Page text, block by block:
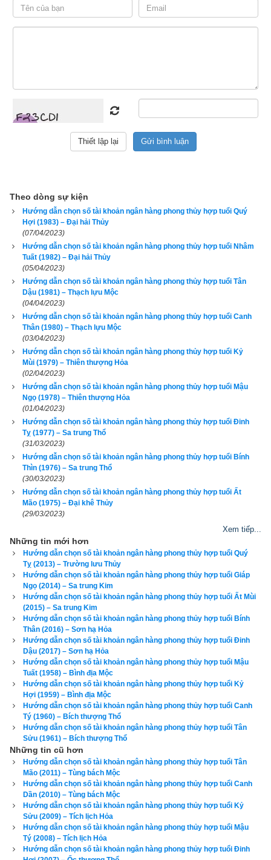
số điện thoại cũng vậy cũng là số điện thoại đó nhưng người
này dùng thì lại thấy vận số càng lúc càng suy, bán đi cho
đến mới là có phong thủy tốt, rồi cuối cùng mới là số tài khoản
đẹp.
1. Hướng dẫn chọn số tài khoản có ngũ hành hợp tuổi
Nhâm Thìn ( 壬辰
Can Chi
của người Á Đông. Nó được kết hợp từ
Thiên can
Nhâm (Số thứ tự 9 - Dương Thủy) và
5 - Dương Thổ).
Tướng tinh CON CHÓ SÓI, vận số
phun mưa).
Theo bảng tra mệnh cung phi bát trạch
2012 nam có mệnh Số 6 –
Lục Bạch
– Cung phi là cung Càn
thuộc nhóm Tây Tứ Trạch
cung mệnh Khôn (Số 2), Càn (Số 6), Đoài (số 7), Cấn (số 8)
và các hướng tốt là Đông Bắc, Chính Tây, Tây Bắc, Tây
Nam. Tránh chọn vợ thuộc nhóm Đông Tứ Trạch có cung
mệnh Khảm (Số 1), Chấn (số 3), Tốn (số 4), Ly (Số 9) và các
hướng xấu là Chính Bắc, Chính Đông, Chính Nam, Đông
Nam.
Xem chi tiết luận tính cách, bảng cửu cung phi tinh, hướng tốt
xấu, Bảng phối cung phi vợ chồng của mệnh Số 6 – Lục Bạch
bát trạch cung Càn qua bài viết sau: “
người có mệnh bát trạch cung Càn - Lục Bạch (Số 6)
Theo bảng tra mệnh cung phi bát trạch
2012 nữ có mệnh Số 9 – Cửu Tử – Cung phi là cung Ly thuộc
nhóm Đông Tứ Trạch (Đông Tứ Mệnh) nên chọn chồng có
cung mệnh Khảm (Số 1), Chấn (số 3), Tốn (số 4), Ly (Số 9)
và các hướng tốt là Chính Bắc, Chính Đông, Chính Nam,
Đông Nam. Tránh chọn chồng thuộc nhóm
cung mệnh Khôn (Số 2), Càn (Số 6), Đoài (số 7), Cấn (số 8)
và các hướng xấu là Đông Bắc, Chính Tây, Tây Bắc, Tây
Nam.
Xem chi tiết luận tính cách, bảng cửu cung phi tinh, hướng tốt
Theo dòng sự kiện
Hướng dẫn chọn số tài khoản ngân hàng phong thủy hợp tuổi Quý
Hợi (1983) – Đại hải Thủy
(07/04/2023)
Hướng dẫn chọn số tài khoản ngân hàng phong thủy hợp tuổi Nhâm
Tuất (1982) – Đại hải Thủy
(05/04/2023)
Hướng dẫn chọn số tài khoản ngân hàng phong thủy hợp tuổi Tân
Dậu (1981) – Thạch lựu Mộc
(04/04/2023)
Hướng dẫn chọn số tài khoản ngân hàng phong thủy hợp tuổi Canh
Thân (1980) – Thạch lựu Mộc
(03/04/2023)
Hướng dẫn chọn số tài khoản ngân hàng phong thủy hợp tuổi Kỷ
Mùi (1979) – Thiên thượng Hỏa
(02/04/2023)
Hướng dẫn chọn số tài khoản ngân hàng phong thủy hợp tuổi Mậu
Ngọ (1978) – Thiên thượng Hỏa
(01/04/2023)
Hướng dẫn chọn số tài khoản ngân hàng phong thủy hợp tuổi Đinh
Tỵ (1977) – Sa trung Thổ
(31/03/2023)
Hướng dẫn chọn số tài khoản ngân hàng phong thủy hợp tuổi Bính
Thìn (1976) – Sa trung Thổ
(30/03/2023)
Hướng dẫn chọn số tài khoản ngân hàng phong thủy hợp tuổi Ất
Mão (1975) – Đại khê Thủy
(29/03/2023)
Xem tiếp...
Những tin mới hơn
Hướng dẫn chọn số tài khoản ngân hàng phong thủy hợp tuổi Quý
Tỵ (2013) – Trường lưu Thủy
Hướng dẫn chọn số tài khoản ngân hàng phong thủy hợp tuổi Giáp
Ngọ (2014) – Sa trung Kim
Hướng dẫn chọn số tài khoản ngân hàng phong thủy hợp tuổi Ất Mùi
(2015) – Sa trung Kim
Hướng dẫn chọn số tài khoản ngân hàng phong thủy hợp tuổi Bính
Thân (2016) – Sơn hạ Hỏa
Hướng dẫn chọn số tài khoản ngân hàng phong thủy hợp tuổi Đinh
Dậu (2017) – Sơn hạ Hỏa
Hướng dẫn chọn số tài khoản ngân hàng phong thủy hợp tuổi Mậu
Tuất (1958) – Bình địa Mộc
Hướng dẫn chọn số tài khoản ngân hàng phong thủy hợp tuổi Kỷ
Hợi (1959) – Bình địa Mộc
Hướng dẫn chọn số tài khoản ngân hàng phong thủy hợp tuổi Canh
Tý (1960) – Bích thượng Thổ
Hướng dẫn chọn số tài khoản ngân hàng phong thủy hợp tuổi Tân
Sửu (1961) – Bích thượng Thổ
Những tin cũ hơn
Hướng dẫn chọn số tài khoản ngân hàng phong thủy hợp tuổi Tân
Mão (2011) – Tùng bách Mộc
Hướng dẫn chọn số tài khoản ngân hàng phong thủy hợp tuổi Canh
Dần (2010) – Tùng bách Mộc
Hướng dẫn chọn số tài khoản ngân hàng phong thủy hợp tuổi Kỷ
Sửu (2009) – Tích lịch Hỏa
Hướng dẫn chọn số tài khoản ngân hàng phong thủy hợp tuổi Mậu
Tý (2008) – Tích lịch Hỏa
Hướng dẫn chọn số tài khoản ngân hàng phong thủy hợp tuổi Đinh